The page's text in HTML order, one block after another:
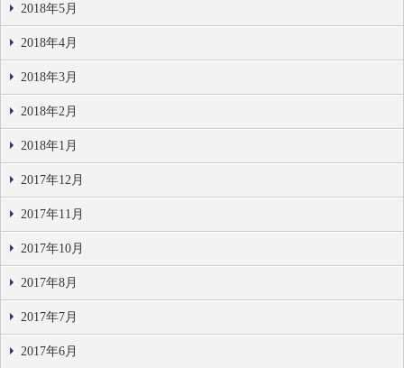
2018年5月
2018年4月
2018年3月
2018年2月
2018年1月
2017年12月
2017年11月
2017年10月
2017年8月
2017年7月
2017年6月